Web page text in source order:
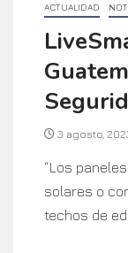
ACTUALIDAD
3 agosto,
“Los
solares o
techos de